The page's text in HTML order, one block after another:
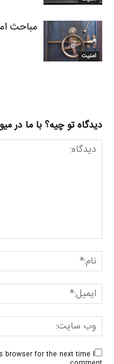
امنیت
مباحث
دیدگاه تو چیه؟ با ما در
browser for the next time I